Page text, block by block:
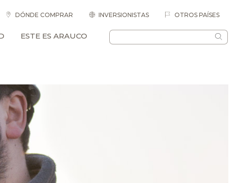
DÓNDE COMPRAR INVERSIONISTAS OTROS PAÍSES
ESTE ES ARAUCO